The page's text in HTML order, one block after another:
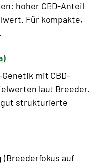
hoher CBD-Anteil
Für kompakte,
mit CBD-
laut Breeder.
strukturierte
(Breederfokus auf